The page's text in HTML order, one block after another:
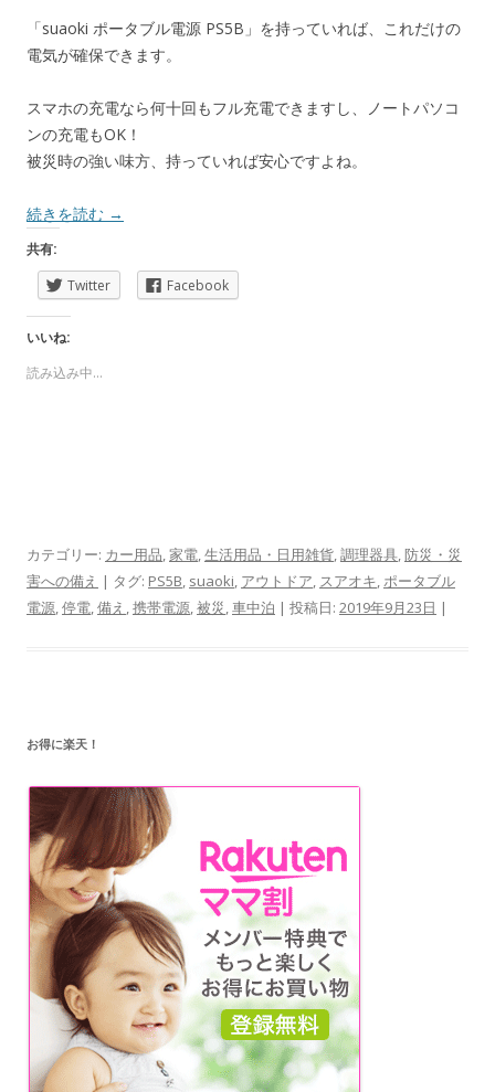
「suaoki ポータブル電源 PS5B」を持っていれば、これだけの
電気が確保できます。
スマホの充電なら何十回もフル充電できますし、ノートパソコ
ンの充電もOK！
被災時の強い味方、持っていれば安心ですよね。
続きを読む →
共有:
Twitter
Facebook
いいね:
読み込み中...
カテゴリー: カー用品,家電,生活用品・日用雑貨,調理器具,防災・災
害への備え | タグ: PS5B, suaoki, アウトドア, スアオキ,ポータブル
電源,停電,備え ,携帯電源,被災,車中泊 | 投稿日: 2019年9月23日 |
お得に楽天！